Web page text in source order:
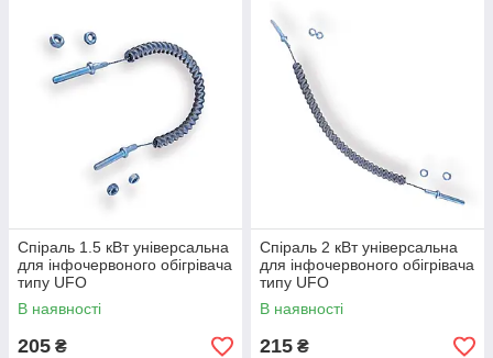
Спіраль 1.5 кВт універсальна
для інфочервоного обігрівача
типу UFO
В наявності
205 ₴
Спіраль 2 кВт універсальна
для інфочервоного обігрівача
типу UFO
В наявності
215 ₴